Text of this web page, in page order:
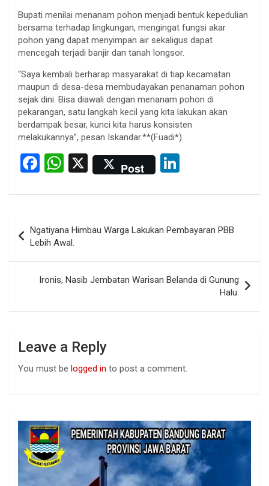
Bupati menilai menanam pohon menjadi bentuk kepedulian
bersama terhadap lingkungan, mengingat fungsi akar
pohon yang dapat menyimpan air sekaligus dapat
mencegah terjadi banjir dan tanah longsor.
“Saya kembali berharap masyarakat di tiap kecamatan
maupun di desa-desa membudayakan penanaman pohon
sejak dini. Bisa diawali dengan menanam pohon di
pekarangan, satu langkah kecil yang kita lakukan akan
berdampak besar, kunci kita harus konsisten
melakukannya”, pesan Iskandar.**(Fuadi*).
F
ce
b
o
o
k
W
at
s
A
p
p
X Post
ke
dI
n
navigation
Ngatiyana Himbau Warga Lakukan Pembayaran PBB
Lebih Awal.
Ironis, Nasib Jembatan Warisan Belanda di Gunung
Halu.
Leave a Reply
You must be logged in to post a comment.